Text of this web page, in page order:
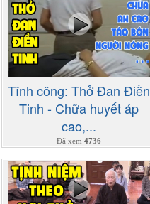
Tĩnh công: Thở Đan Điền
Tinh - Chữa huyết áp
cao,...
Đã xem4736